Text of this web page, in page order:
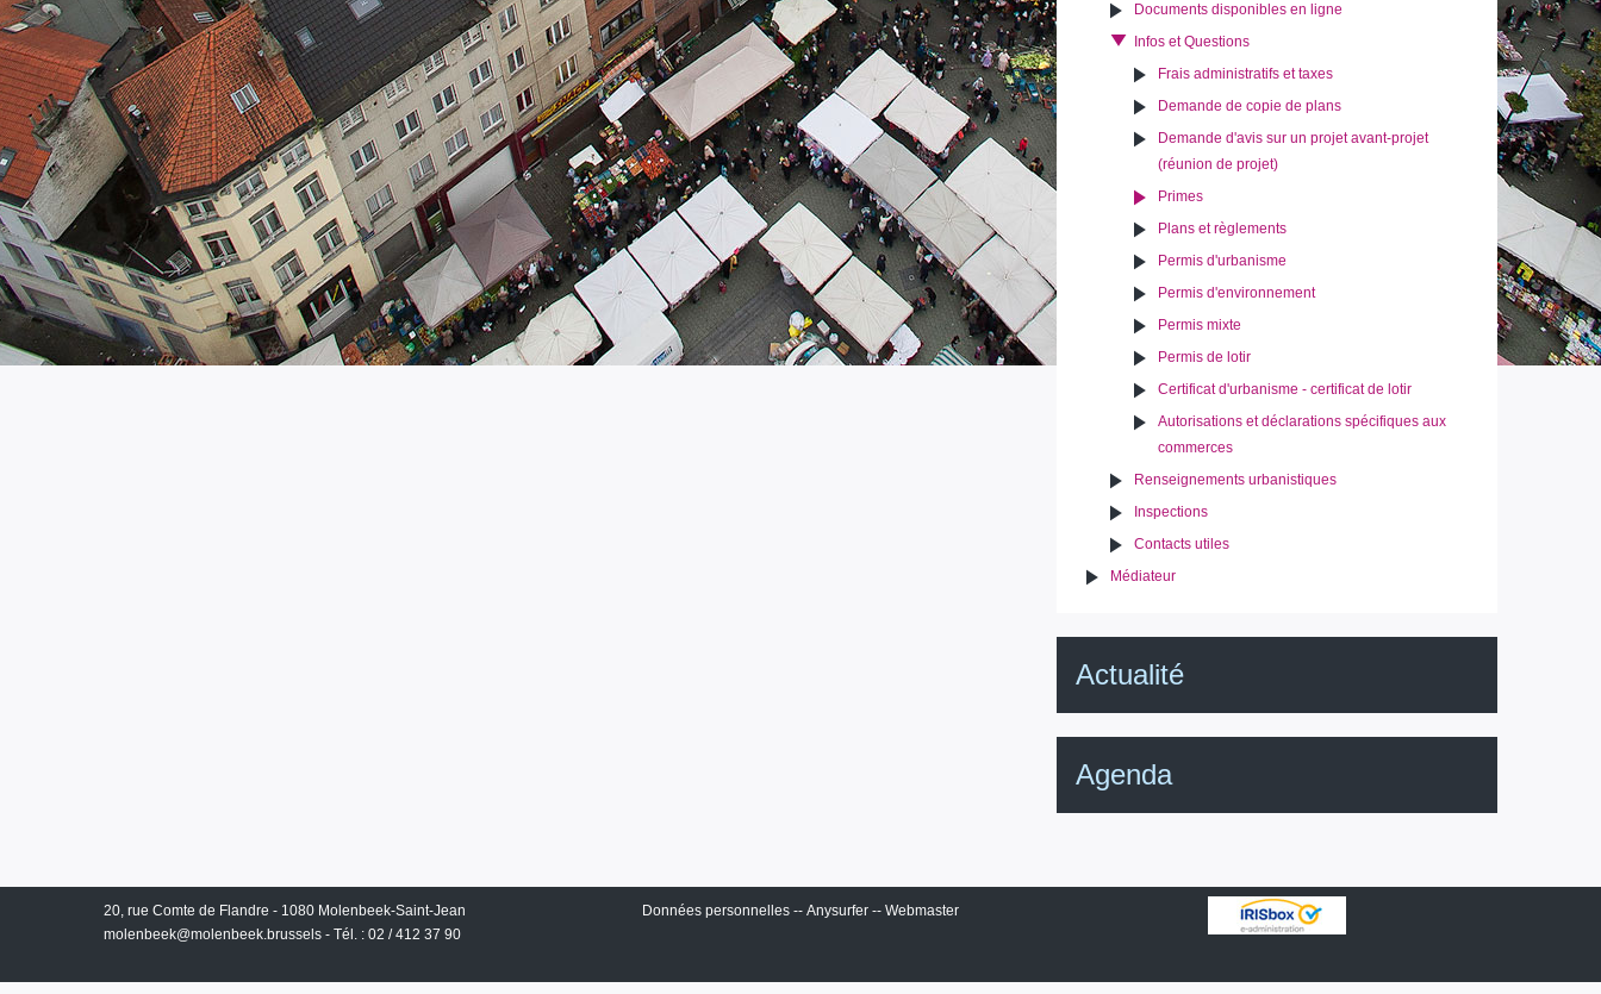
Documents disponibles en ligne
Infos et Questions
Frais administratifs et taxes
Demande de copie de plans
Demande d'avis sur un projet avant-projet
(réunion de projet)
Primes
Plans et règlements
Permis d'urbanisme
Permis d'environnement
Permis mixte
Permis de lotir
Certificat d'urbanisme - certificat de lotir
Autorisations et déclarations spécifiques aux
commerces
Renseignements urbanistiques
Inspections
Contacts utiles
Médiateur
Actualité
Agenda
20, rue Comte de Flandre - 1080 Molenbeek-Saint-Jean
molenbeek@molenbeek.brussels - Tél. : 02 / 412 37 90
Données personnelles -- Anysurfer -- Webmaster